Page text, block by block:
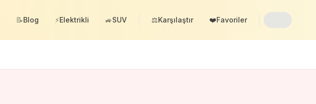
📝Blog ⚡Elektrikli 🚙SUV ⚖️Karşılaştır ❤️Favoriler